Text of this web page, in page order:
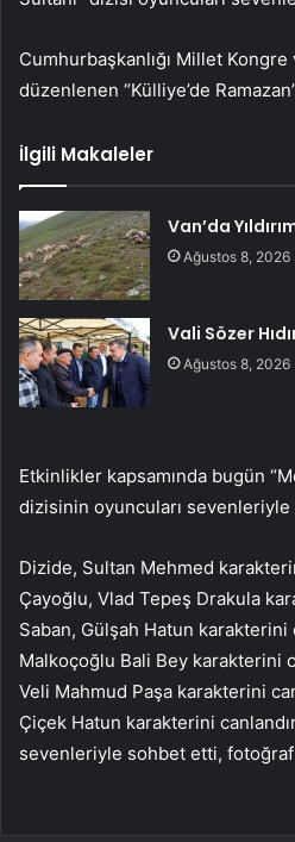
Cumhurbaşkanlığı Millet
düzenlenen “Külliye’de
İlgili Makaleler
Van’da
Ağustos 8, 2026
Vali Sözer
Ağustos 8, 2026
Etkinlikler kapsamında bugün
dizisinin oyuncuları
Dizide, Sultan Mehmed
Çayoğlu, Vlad Tepeş Drakula
Saban, Gülşah Hatun karakterini
Malkoçoğlu Bali Bey karakterini
Veli Mahmud Paşa karakterini
Çiçek Hatun karakterini
sevenleriyle sohbet etti,